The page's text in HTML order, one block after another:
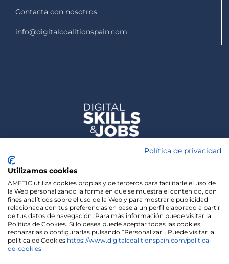
Contacta con nosotros:
info@digitalcoalitionspain.com
We use cookies on our website to give you the most
Política de privacidad
Utilizamos cookies
AMETIC utiliza cookies propias y de terceros para facilitarle el uso de
la Web personalizando la forma en que se muestra el contenido, con
fines analíticos sobre el uso de la Web y para mostrarle publicidad
relacionada con tus preferencias en base a un perfil elaborado a partir
de tus datos de navegación. Para más información puede visitar la
Política de Cookies. Si lo desea puede aceptar todas las cookies,
rechazarlas o configurarlas pulsando “Personalizar”. Puede visitar la
política de Cookies https://www.digitalcoalitionspain.com/politica-
de-cookies